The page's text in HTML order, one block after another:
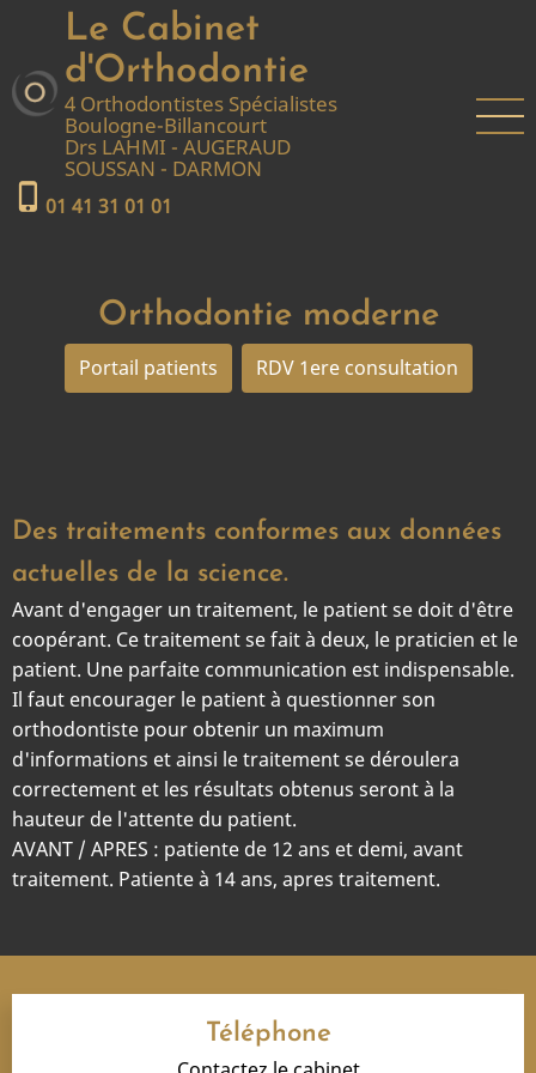
contenu
principal
Le Cabinet
d'Orthodontie
4 Orthodontistes Spécialistes
Boulogne-Billancourt
Drs LAHMI - AUGERAUD
SOUSSAN - DARMON
phone_iphone 01 41 31 01 01
Orthodontie moderne
Portail patients RDV 1ere consultation
Des traitements conformes aux données
actuelles de la science.
Avant d'engager un traitement, le patient se doit d'être
coopérant. Ce traitement se fait à deux, le praticien et le
patient. Une parfaite communication est indispensable.
Il faut encourager le patient à questionner son
orthodontiste pour obtenir un maximum
d'informations et ainsi le traitement se déroulera
correctement et les résultats obtenus seront à la
hauteur de l'attente du patient.
AVANT / APRES : patiente de 12 ans et demi, avant
traitement. Patiente à 14 ans, apres traitement.
Téléphone